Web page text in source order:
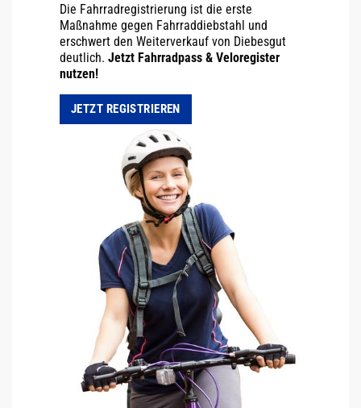
Die Fahrradregistrierung ist die erste
Maßnahme gegen Fahrraddiebstahl und
erschwert den Weiterverkauf von Diebesgut
deutlich. Jetzt Fahrradpass & Veloregister
nutzen!
JETZT REGISTRIEREN